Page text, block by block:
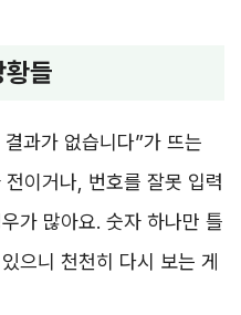
황들
과가 없습니다”가 뜨는
이거나, 번호를 잘못 입력
가 많아요. 숫자 하나만 틀
으니 천천히 다시 보는 게